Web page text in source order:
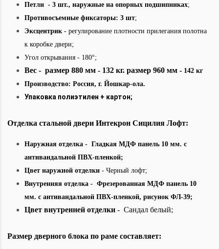
Петли - 3 шт., наружные на опорных подшипниках;
Противосъемные фиксаторы: 3 шт;
Эксцентрик - регулирование плотности прилегания полотна
к коробке двери;
Угол открывания - 180°;
Вес - размер 880 мм - 132 кг. размер 960 мм - 142 кг
Производство: Россия, г. Йошкар-ола.
Упаковка полиэтилен + картон;
Отделка стальной двери Интекрон Сицилия Лофт:
Наружная отделка - Гладкая МДФ панель 10 мм. с
антивандальной ПВХ-пленкой;
Цвет наружной отделки - Черный лофт;
Внутренняя отделка - Фрезерованная МДФ панель 10
мм. с антивандальной ПВХ-пленкой, рисунок ФЛ-39;
Цвет внутренней отделки - Сандал белый;
Размер дверного блока по раме составляет: